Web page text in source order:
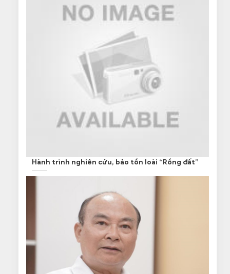
Hành trình nghiên cứu, bảo tồn loài “Rồng đất”